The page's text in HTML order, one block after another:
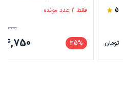
5
تومان
فقط 2 عدد مونده
35%